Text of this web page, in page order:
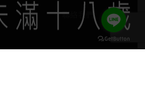
聯絡我們